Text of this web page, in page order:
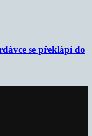
se překlápí do